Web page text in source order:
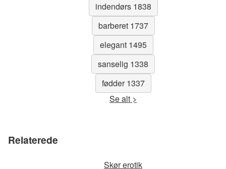
indendørs 1838
barberet 1737
elegant 1495
sanselig 1338
fødder 1337
Se alt >
Relaterede
Skør erotik